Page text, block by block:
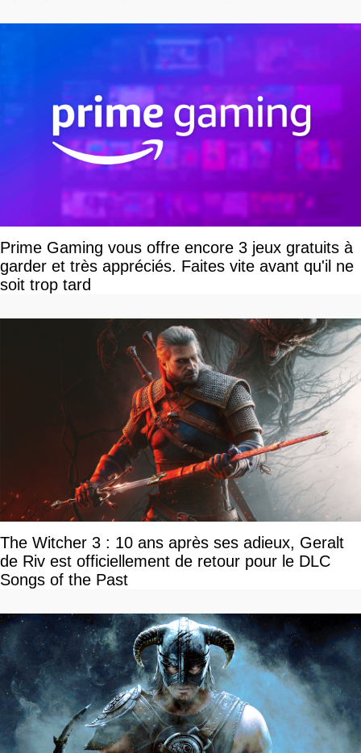
Prime Gaming vous offre encore 3 jeux gratuits à
garder et très appréciés. Faites vite avant qu'il ne
soit trop tard
The Witcher 3 : 10 ans après ses adieux, Geralt
de Riv est officiellement de retour pour le DLC
Songs of the Past